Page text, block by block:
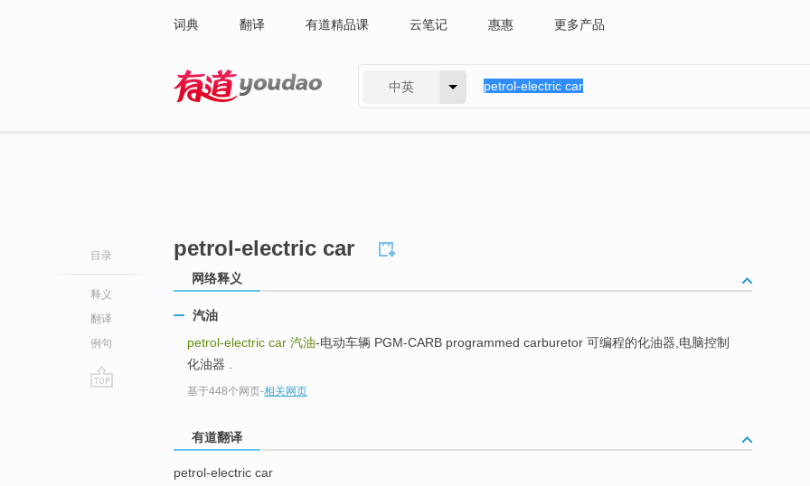
词典 翻译 有道精品课 云笔记 惠惠 更多产品
中英
目录
释义
翻译
例句
petrol-electric car
网络释义
汽油
petrol-electric car 汽油-电动车辆 PGM-CARB programmed carburetor 可编程的化油器,电脑控制
化油器 .
基于448个网页-相关网页
有道翻译
petrol-electric car